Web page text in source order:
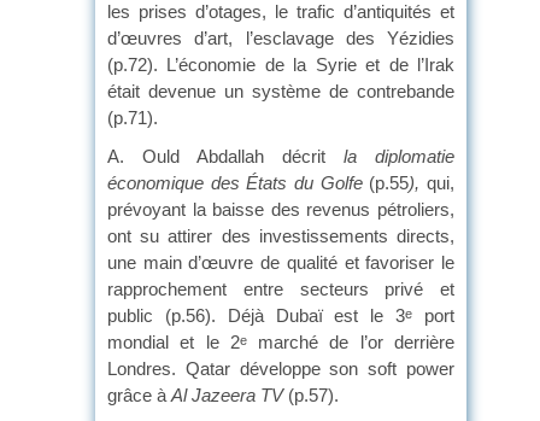
les prises d’otages, le trafic d’antiquités et
d’œuvres d’art, l’esclavage des Yézidies
(p.72). L’économie de la Syrie et de l’Irak
était devenue un système de contrebande
(p.71).
A. Ould Abdallah décrit la diplomatie
économique des États du Golfe (p.55),qui,
prévoyant la baisse des revenus pétroliers,
ont su attirer des investissements directs,
une main d’œuvre de qualité et favoriser le
rapprochement entre secteurs privé et
public (p.56). Déjà Dubaï est le 3e
port
mondial et le 2emarché de l’or derrière
Londres. Qatar développe son soft power
grâce à Al Jazeera TV (p.57).